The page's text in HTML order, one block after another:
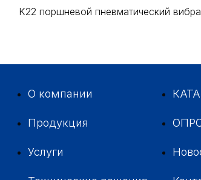
K22 поршневой пневматический
О компании
Продукция
Услуги